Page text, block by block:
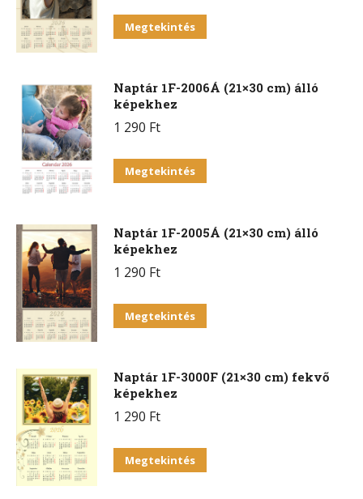
Megtekintés
Naptár 1F-2006Á (21×30 cm) álló
képekhez
1 290 Ft
Megtekintés
Naptár 1F-2005Á (21×30 cm) álló
képekhez
1 290 Ft
Megtekintés
Naptár 1F-3000F (21×30 cm) fekvő
képekhez
1 290 Ft
Megtekintés